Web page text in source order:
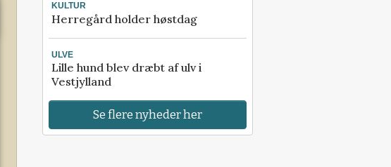
KULTUR
Herregård holder høstdag
ULVE
Lille hund blev dræbt af ulv i
Vestjylland
Se flere nyheder her